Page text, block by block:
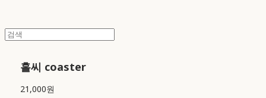
홀씨 coaster
21,000원